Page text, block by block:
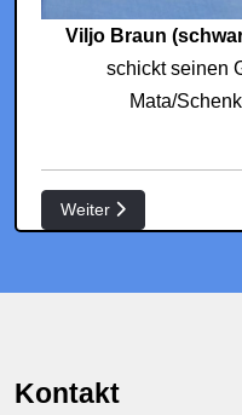
Viljo Braun
schickt seinen
Mata/
Nächster Beitrag:
Weiter
Kontakt